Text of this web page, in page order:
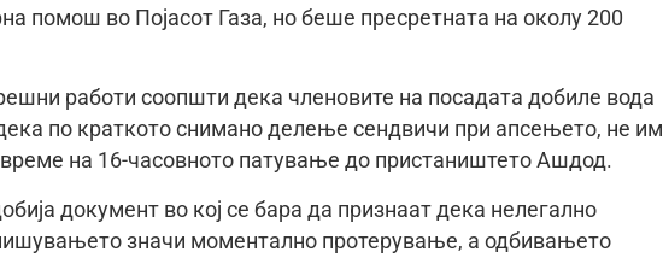
помош во Појасот Газа, но беше пресретната на околу 200
работи соопшти дека членовите на посадата добиле вода
по краткото снимано делење сендвичи при апсењето, не им
на 16-часовното патување до пристаништето Ашдод.
документ во кој се бара да признаат дека нелегално
значи моментално протерување, а одбивањето